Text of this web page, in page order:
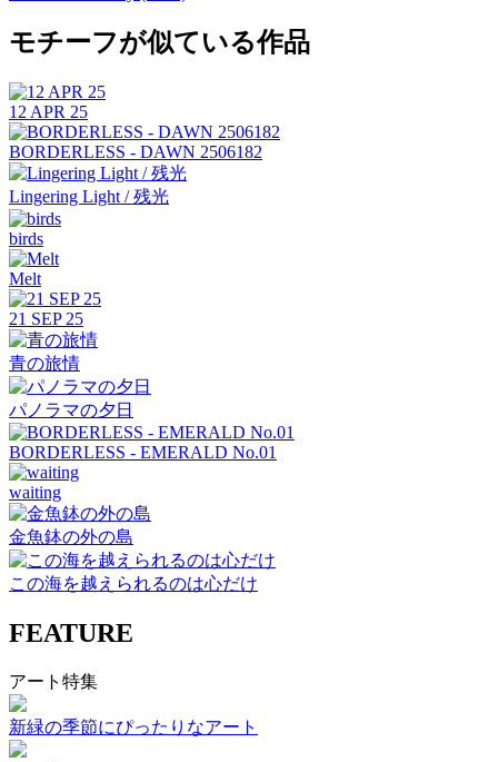
モチーフが似ている作品
12 APR 25
BORDERLESS - DAWN 2506182
Lingering Light / 残光
birds
Melt
21 SEP 25
青の旅情
パノラマの夕日
BORDERLESS - EMERALD No.01
waiting
金魚鉢の外の島
この海を越えられるのは心だけ
FEATURE
アート特集
新緑の季節にぴったりなアート